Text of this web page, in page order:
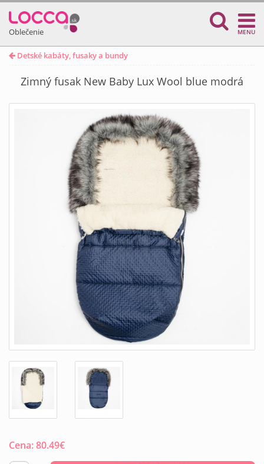
Oblečenie MENU
Detské kabáty, fusaky a bundy
Zimný fusak New Baby Lux Wool blue modrá
Cena:80.49€